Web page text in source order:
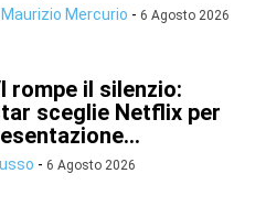
Mercurio - 6 Agosto 2026
rompe il silenzio:
sceglie Netflix per
- 6 Agosto 2026